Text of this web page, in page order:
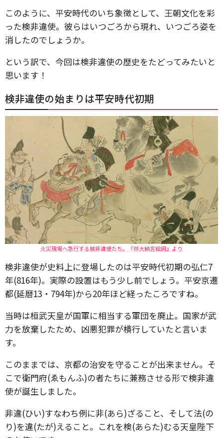
このように、平安時代のいち象徴として、王朝文化を彩
った検非違使。彼らはいつごろから現れ、いつごろ姿を
消したのでしょうか。
という訳で、今回は検非違使の歴史をたどってみたいと
思います！
検非違使の始まりは平安時代初期
火災現場へ急行する検非違使たち。『伴大納言絵詞』より
検非違使が史料上に登場したのは平安時代初期の弘仁7
年(816年)。実際の設置はもう少し前でしょう。平安京遷
都(延暦13・794年)から20年ほど経ったころですね。
当時は桓武天皇が国軍に相当する軍団を廃止。国家が武
力を放棄したため、凶悪犯罪が横行していたと言いま
す。
このままでは、京都の治安を守ることが出来ません。そ
こで衛門府(ゑもんふ)の者たちに兼務させる形で検非違
使が誕生しました。
非違(ひい)すなわち例に非(あら)ざること、そして法(の
り)を違(たが)えること。これを検(あらた)むる天皇陛下